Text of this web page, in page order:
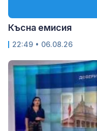
Късна емисия
22:49 • 06.08.26